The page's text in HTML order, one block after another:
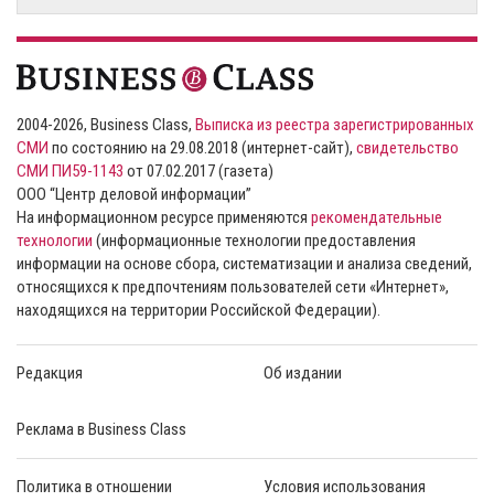
2004-2026, Business Class, Выписка из реестра зарегистрированных
СМИ по состоянию на 29.08.2018 (интернет-сайт), свидетельство
СМИ ПИ59-1143 от 07.02.2017 (газета)
ООО “Центр деловой информации”
На информационном ресурсе применяются рекомендательные
технологии (информационные технологии предоставления
информации на основе сбора, систематизации и анализа сведений,
относящихся к предпочтениям пользователей сети «Интернет»,
находящихся на территории Российской Федерации).
Редакция Об издании
Реклама в Business Class
Политика в отношении
Условия использования